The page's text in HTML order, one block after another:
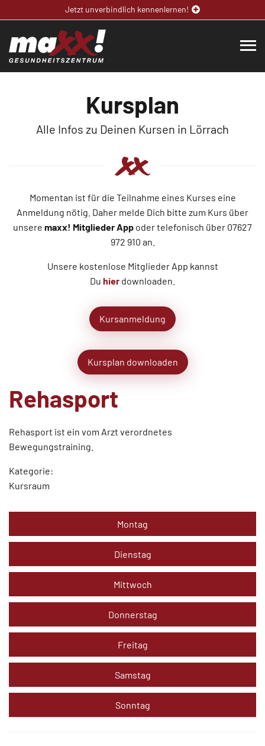
Jetzt unverbindlich kennenlernen!
Kursplan
Alle Infos zu Deinen Kursen in Lörrach
Momentan ist für die Teilnahme eines Kurses eine
Anmeldung nötig. Daher melde Dich bitte zum Kurs über
unsere maxx! Mitglieder App oder telefonisch über 07627
972 910 an.
Unsere kostenlose Mitglieder App kannst
Du hier downloaden.
Kursanmeldung
Kursplan downloaden
Rehasport
Rehasport ist ein vom Arzt verordnetes
Bewegungstraining.
Kategorie:
Kursraum
Montag
Dienstag
Mittwoch
Donnerstag
Freitag
Samstag
Sonntag